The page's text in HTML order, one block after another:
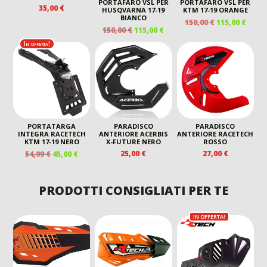
35,00€
PORTAFARO VSL PER
HUSQVARNA 17-19
BIANCO
150,00€IL
PREZZO
ORIGINALE
ERA:
150,00 €.
115,00€IL
PREZZO
ATTUALE
115,00 €.
PORTAFARO VSL PER
KTM 17-19 ORANGE
150,00€ IL
ORIGINALE
ERA:
150,00 €.
115,00€IL
In offerta!
PORTATARGA
INTEGRA RACETECH
KTM 17-19 NERO
54,99€ IL
ERA:
54,99 €.
45,00€IL
È:
45,00 €.
PARADISCO
ANTERIORE ACERBIS
X-FUTURE NERO
25,00€
PARADISCO
ANTERIORE RACETECH
ROSSO
27,00€
PRODOTTI CONSIGLIATI PER TE
IN OFFERTA!